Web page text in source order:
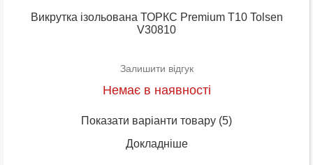
Викрутка ізольована ТОРКС Premium Т10 Tolsen
V30810
Залишити відгук
Немає в наявності
Показати варіанти товару (5)
Докладніше